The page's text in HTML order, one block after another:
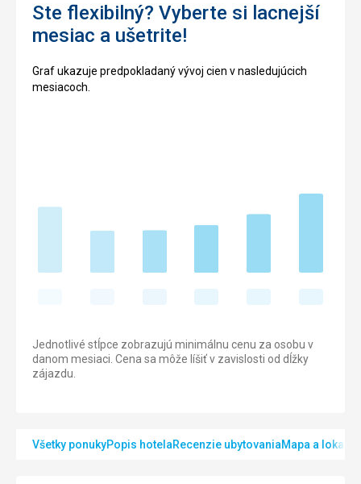
Ste flexibilný? Vyberte si lacnejší
mesiac a ušetrite!
Graf ukazuje predpokladaný vývoj cien v nasledujúcich
mesiacoch.
Jednotlivé stĺpce zobrazujú minimálnu cenu za osobu v
danom mesiaci. Cena sa môže líšiť v zavislosti od dĺžky
zájazdu.
Všetky ponukyPopis hotelaRecenzie ubytovaniaMapa a lokalita